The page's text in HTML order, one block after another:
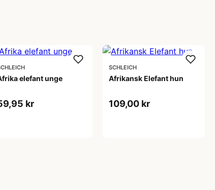
elefant unge
kr
SCHLEICH
Afrikansk Elefant hun
109,00 kr